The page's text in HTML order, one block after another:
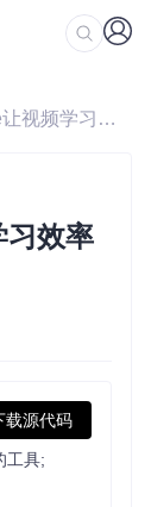
/ 高效获取B站字幕：BiliBiliCCSubtitle让视频学习效率倍增
效率
载源代码
工具;